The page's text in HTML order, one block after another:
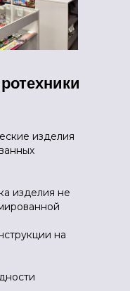
изделия
изделия не
на